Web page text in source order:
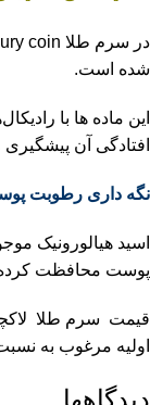
شده است.
این ماده ها با
افتادگی آن
نگه داری رطوبت
اسید هیالورونیک
پوست محافظت
قیمت سرم طلا
اولیه مرغوب به
دیدگاهها